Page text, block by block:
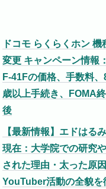
ドコモ らくらくホン 機
変更 キャンペーン情報
F-41Fの価格、手数料、
歳以上手続き、FOMA
後
【最新情報】エドはる
現在：大学院での研究
された理由・太った原
YouTuber活動の全貌を